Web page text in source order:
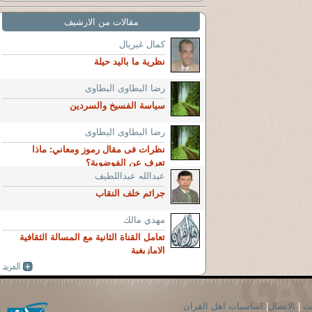
مقالات من الارشيف
كمال غبريال
نظرية ما باليد حيلة
رضا البطاوى البطاوى
سياسة الفسيخ والسردين
رضا البطاوى البطاوى
نظرات فى مقال رموز ومعاني: ماذا
تعرف عن الفوضوية؟
عبدالله عبداللطيف
جرائم خلف النقاب
مهدي مالك
تعامل القناة الثانية مع المسالة الثقافية
الامازيغية
الاتصال اساسيات اهل القران